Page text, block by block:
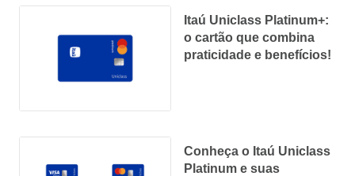
Itaú Uniclass Platinum+:
o cartão que combina
praticidade e benefícios!
Conheça o Itaú Uniclass
Platinum e suas